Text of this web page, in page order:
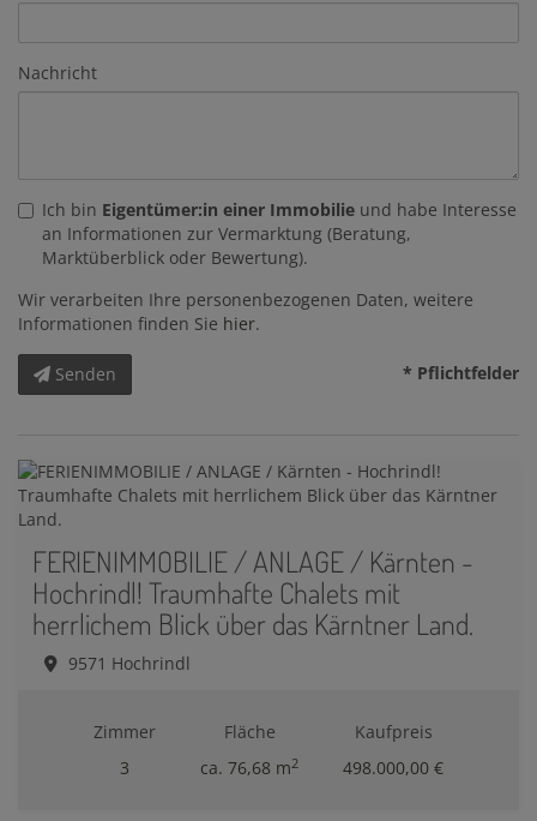
Nachricht
Ich bin Eigentümer:in einer Immobilie und habe Interesse
an Informationen zur Vermarktung (Beratung,
Marktüberblick oder Bewertung).
Wir verarbeiten Ihre personenbezogenen Daten, weitere
Informationen finden Sie hier.
Senden * Pflichtfelder
FERIENIMMOBILIE / ANLAGE / Kärnten -
Hochrindl! Traumhafte Chalets mit
herrlichem Blick über das Kärntner Land.
9571 Hochrindl
Zimmer
3
Fläche
ca. 76,68 m2
Kaufpreis
498.000,00 €